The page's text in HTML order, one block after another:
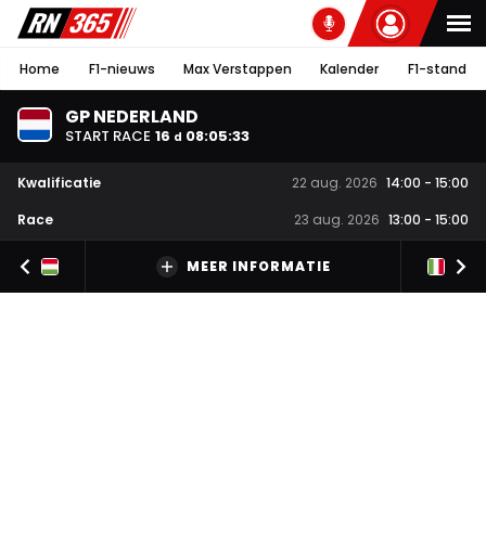
Home F1-nieuws Max Verstappen Kalender F1-stand
GP NEDERLAND
START RACE 16 d 08:05:33
Kwalificatie 22 aug. 2026 14:00 - 15:00
Race
23 aug. 2026 13:00 - 15:00
MEER INFORMATIE